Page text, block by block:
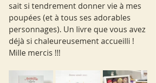
sait si tendrement donner vie à mes
poupées (et à tous ses adorables
personnages). Un livre que vous avez
déjà si chaleureusement accueilli !
Mille mercis !!!